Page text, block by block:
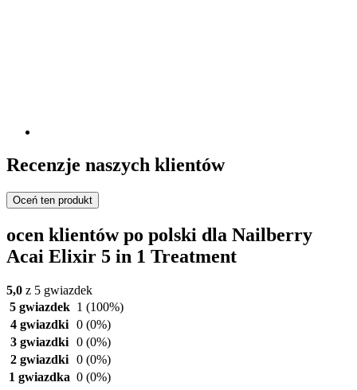
Recenzje naszych klientów
Oceń ten produkt
ocen klientów po polski dla Nailberry
Acai Elixir 5 in 1 Treatment
5,0 z 5 gwiazdek
5 gwiazdek 1 (100%)
4 gwiazdki 0 (0%)
3 gwiazdki 0 (0%)
2 gwiazdki 0 (0%)
1 gwiazdka 0 (0%)